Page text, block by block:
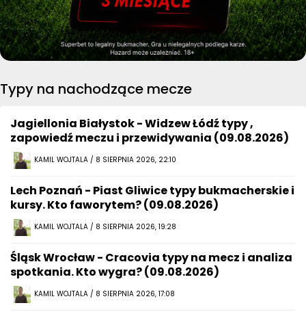
Typy na nachodzące mecze
Jagiellonia Białystok - Widzew Łódź typy ,
zapowiedź meczu i przewidywania (09.08.2026)
KAMIL WOJTALA / 8 SIERPNIA 2026, 22:10
Lech Poznań - Piast Gliwice typy bukmacherskie i
kursy. Kto faworytem? (09.08.2026)
KAMIL WOJTALA / 8 SIERPNIA 2026, 19:28
Śląsk Wrocław - Cracovia typy na mecz i analiza
spotkania. Kto wygra? (09.08.2026)
KAMIL WOJTALA / 8 SIERPNIA 2026, 17:08